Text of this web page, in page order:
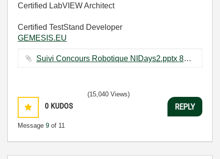
Certified LabVIEW Architect
Certified TestStand Developer
GEMESIS.EU
Suivi Concours Robotique NIDays2.pptx ‏872 KB
0 KUDOS
Message 9 of 11
(15,040 Views)
REPLY